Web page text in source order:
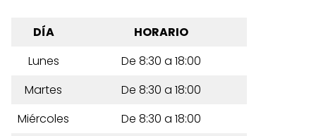
DÍA
HORARIO
Lunes
De 8:30 a 18:00
Martes
De 8:30 a 18:00
Miércoles
De 8:30 a 18:00